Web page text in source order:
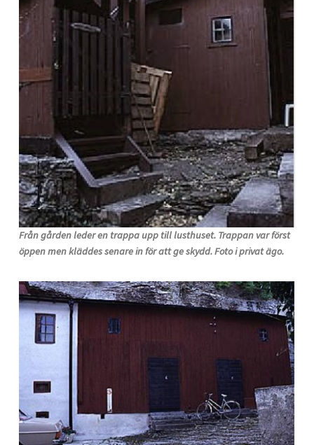
Från gården leder en trappa upp till lusthuset. Trappan var först
öppen men kläddes senare in för att ge skydd. Foto i privat ägo.